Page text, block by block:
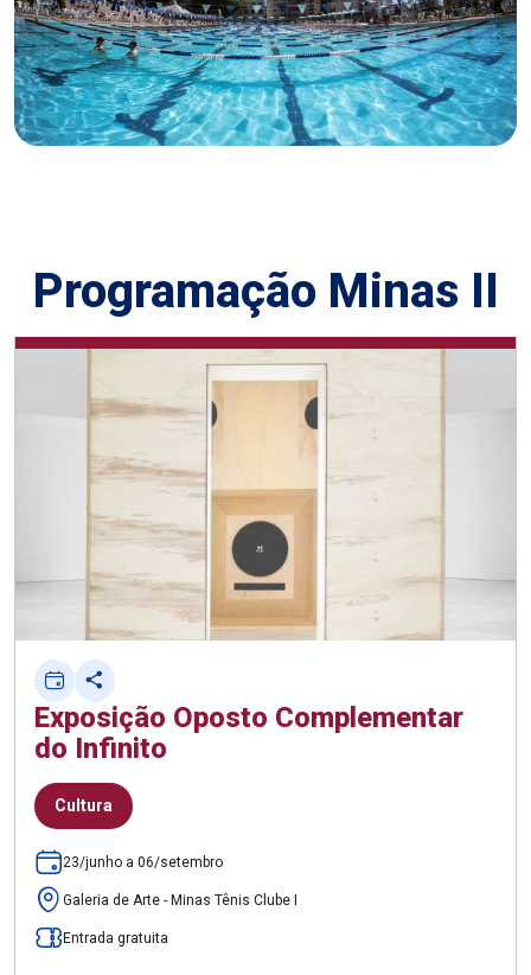
Programação Minas II
Exposição Oposto Complementar
do Infinito
Cultura
23/junho a 06/setembro
Galeria de Arte - Minas Tênis Clube I
Entrada gratuita